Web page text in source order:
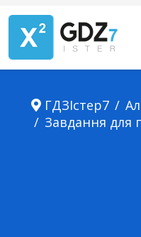
ГДЗІстер7
Завдання для